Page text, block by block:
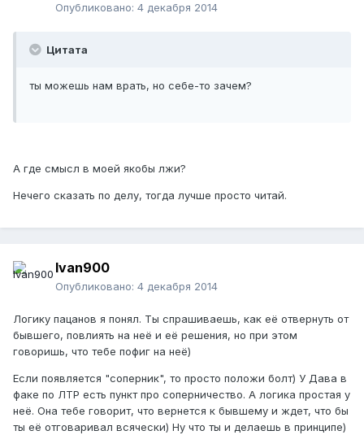
Опубликовано: 4 декабря 2014
Цитата
ты можешь нам врать, но себе-то зачем?
А где смысл в моей якобы лжи?
Нечего сказать по делу, тогда лучше просто читай.
Ivan900
Опубликовано: 4 декабря 2014
Логику пацанов я понял. Ты спрашиваешь, как её отвернуть от
бывшего, повлиять на неё и её решения, но при этом
говоришь, что тебе пофиг на неё)
Если появляется "соперник", то просто положи болт) У Дава в
факе по ЛТР есть пункт про соперничество. А логика простая у
неё. Она тебе говорит, что вернется к бывшему и ждет, что бы
ты её отговаривал всячески) Ну что ты и делаешь в принципе)